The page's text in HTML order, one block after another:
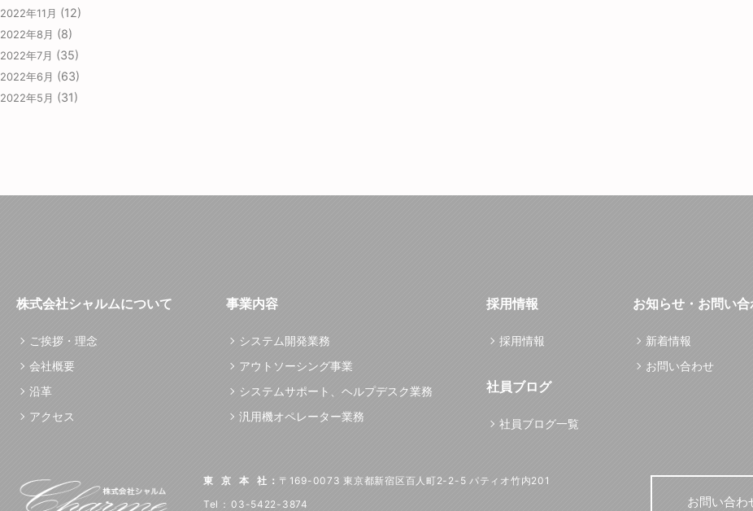
2022年11月 (12)
2022年8月 (8)
2022年7月 (35)
2022年6月 (63)
2022年5月 (31)
株式会社シャルムについて
ご挨拶・理念
会社概要
沿革
アクセス
事業内容
システム開発業務
アウトソーシング事業
システムサポート、ヘルプデスク業務
汎用機オペレーター業務
採用情報
採用情報
社員ブログ
社員ブログ一覧
お知らせ・お問い合
新着情報
お問い合わせ
東京本社 ： 〒169-0073 東京都新宿区百人町2-2-5 パティオ竹内201
Tel ： 03-5422-3874 お問い合わ